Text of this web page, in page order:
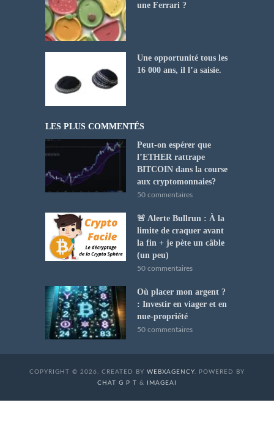
une Ferrari ?
Une opportunité tous les
16 000 ans, il l’a saisie.
LES PLUS COMMENTÉS
Peut-on espérer que
l’ETHER rattrape
BITCOIN dans la course
aux cryptomonnaies?
50 commentaires
🚨 Alerte Bullrun : À la
limite de craquer avant
la fin + je pète un câble
(un peu)
50 commentaires
Où placer mon argent ?
: Investir en viager et en
nue-propriété
50 commentaires
COPYRIGHT © 2026. CREATED BY WEBXAGENCY. POWERED BY
CHAT G P T & IMAGEAI